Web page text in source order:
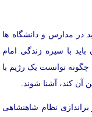
در مدارس و دانشگاه‌ ها
با سیره زندگی امام
چگونه توانست یک رژیم با
آن کند، آشنا شوند.
نظام شاهنشاهی